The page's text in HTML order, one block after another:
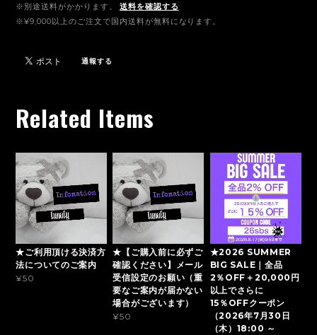
※別途送料がかかります。
送料を確認する
※¥9,000以上のご注文で国内送料が無料になります。
通報する
Related Items
★ご利用頂ける決済方
法についてのご案内
¥50
★【ご購入前に必ずご
確認ください】メール
受信設定のお願い（重
要なご案内が届かない
場合がございます）
¥50
★2026 SUMMER
BIG SALE｜全品
2％OFF＋20,000円
以上でさらに
15％OFFクーポン
（2026年7月30日
（木）18:00 ～